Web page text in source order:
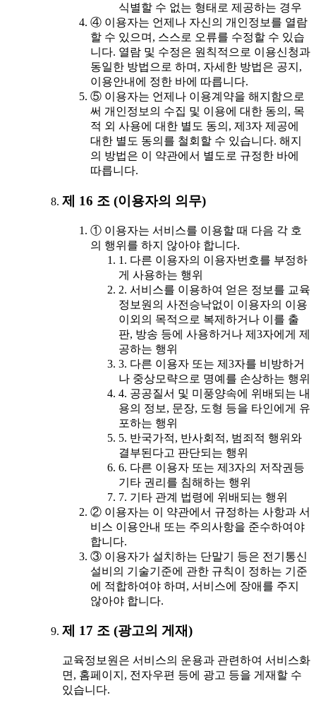
식별할 수 없는 형태로 제공하는 경우
④ 이용자는 언제나 자신의 개인정보를 열람
할 수 있으며, 스스로 오류를 수정할 수 있습
니다. 열람 및 수정은 원칙적으로 이용신청과
동일한 방법으로 하며, 자세한 방법은 공지,
이용안내에 정한 바에 따릅니다.
⑤ 이용자는 언제나 이용계약을 해지함으로
써 개인정보의 수집 및 이용에 대한 동의, 목
적 외 사용에 대한 별도 동의, 제3자 제공에
대한 별도 동의를 철회할 수 있습니다. 해지
의 방법은 이 약관에서 별도로 규정한 바에
따릅니다.
제 16 조 (이용자의 의무)
① 이용자는 서비스를 이용할 때 다음 각 호
의 행위를 하지 않아야 합니다.
1. 다른 이용자의 이용자번호를 부정하
게 사용하는 행위
2. 서비스를 이용하여 얻은 정보를 교육
정보원의 사전승낙없이 이용자의 이용
이외의 목적으로 복제하거나 이를 출
판, 방송 등에 사용하거나 제3자에게 제
공하는 행위
3. 다른 이용자 또는 제3자를 비방하거
나 중상모략으로 명예를 손상하는 행위
4. 공공질서 및 미풍양속에 위배되는 내
용의 정보, 문장, 도형 등을 타인에게 유
포하는 행위
5. 반국가적, 반사회적, 범죄적 행위와
결부된다고 판단되는 행위
6. 다른 이용자 또는 제3자의 저작권등
기타 권리를 침해하는 행위
7. 기타 관계 법령에 위배되는 행위
② 이용자는 이 약관에서 규정하는 사항과 서
비스 이용안내 또는 주의사항을 준수하여야
합니다.
③ 이용자가 설치하는 단말기 등은 전기통신
설비의 기술기준에 관한 규칙이 정하는 기준
에 적합하여야 하며, 서비스에 장애를 주지
않아야 합니다.
제 17 조 (광고의 게재)
교육정보원은 서비스의 운용과 관련하여 서비스화
면, 홈페이지, 전자우편 등에 광고 등을 게재할 수
있습니다.